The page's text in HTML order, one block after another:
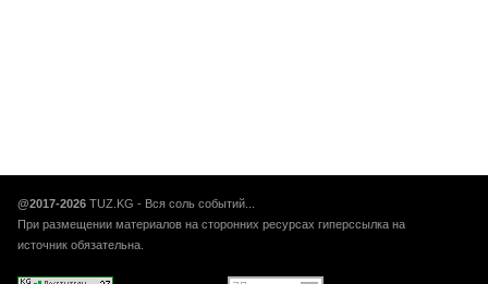
@2017-2026 TUZ.KG - Вся соль событий...
При размещении материалов на сторонних ресурсах гиперссылка на
источник обязательна.